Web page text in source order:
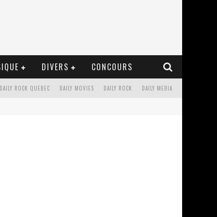
DIVERS CONCOURS
DAILY MEDIA
DAILY ROCK
DAILY MOVIES
DAILY ROCK QUEBEC